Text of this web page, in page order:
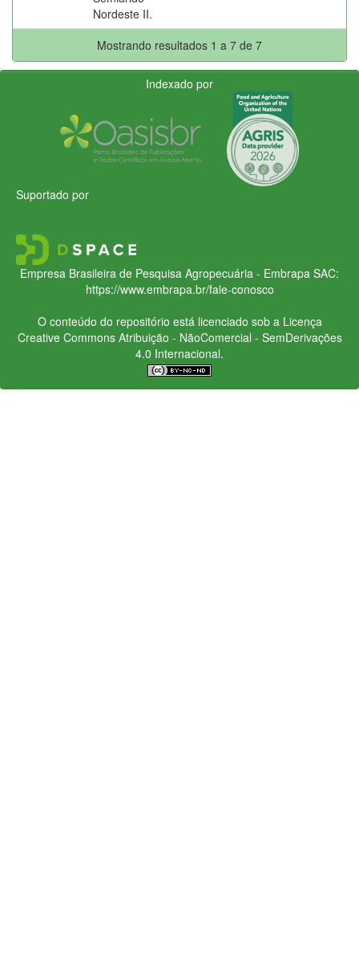
Nordeste II.
Mostrando resultados 1 a 7 de 7
Indexado por
Suportado por
Empresa Brasileira de Pesquisa Agropecuária - Embrapa SAC:
https://www.embrapa.br/fale-conosco
O conteúdo do repositório está licenciado sob a Licença
Creative CommonsAtribuição - NãoComercial - SemDerivações
4.0 Internacional.